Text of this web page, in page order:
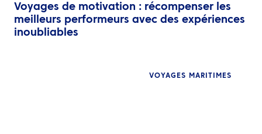
Voyages de motivation : récompenser les
meilleurs performeurs avec des expériences
inoubliables
VOYAGES MARITIMES